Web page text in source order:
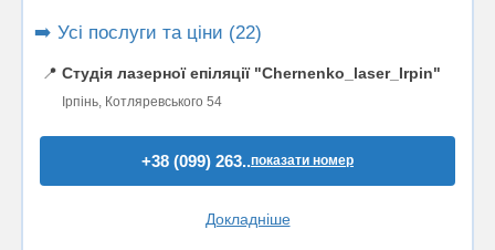
➡️ Усі послуги та ціни (22)
📍 Студія лазерної епіляції "Chernenko_laser_Irpin"
Ірпінь, Котляревського 54
+38 (099) 263..показати номер
Докладніше